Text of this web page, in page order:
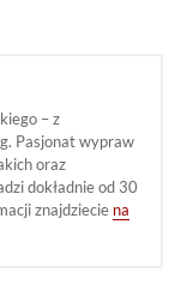
– z
Pasjonat wypraw
oraz
dokładnie od 30
znajdziecie na